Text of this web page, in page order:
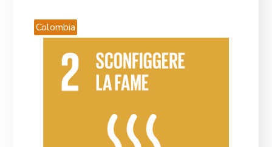
Colombia